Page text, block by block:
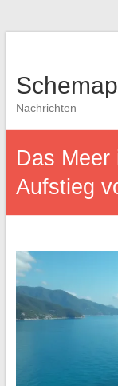
Nachrichten
Das Meer
Aufstieg